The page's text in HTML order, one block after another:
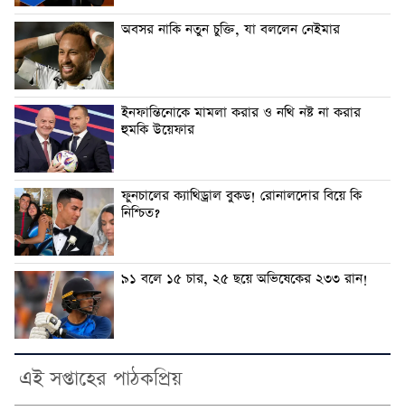
অবসর নাকি নতুন চুক্তি, যা বললেন নেইমার
ইনফান্তিনোকে মামলা করার ও নথি নষ্ট না করার
হুমকি উয়েফার
ফুনচালের ক্যাথিড্রাল বুকড! রোনালদোর বিয়ে কি
নিশ্চিত?
৯১ বলে ১৫ চার, ২৫ ছয়ে অভিষেকের ২৩৩ রান!
এই সপ্তাহের পাঠকপ্রিয়